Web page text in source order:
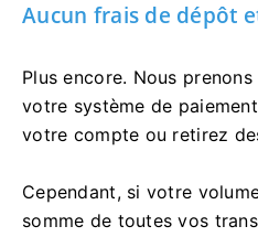
Aucun frais de dépôt
Plus encore. Nous
votre système de
votre compte ou retirez
Cependant, si votre
somme de toutes vos